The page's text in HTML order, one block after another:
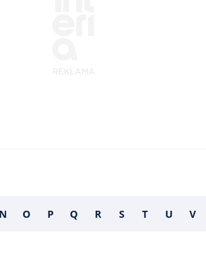
N O P Q R S T U V